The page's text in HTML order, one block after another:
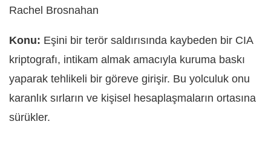
Rachel Brosnahan
Konu: Eşini bir terör saldırısında kaybeden bir CIA
kriptografı, intikam almak amacıyla kuruma baskı
yaparak tehlikeli bir göreve girişir. Bu yolculuk onu
karanlık sırların ve kişisel hesaplaşmaların ortasına
sürükler.